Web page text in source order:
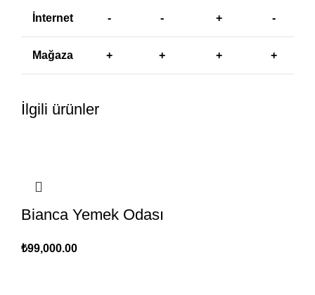
İnternet - - + -
Mağaza + + + +
İlgili ürünler
Bianca Yemek Odası
₺99,000.00